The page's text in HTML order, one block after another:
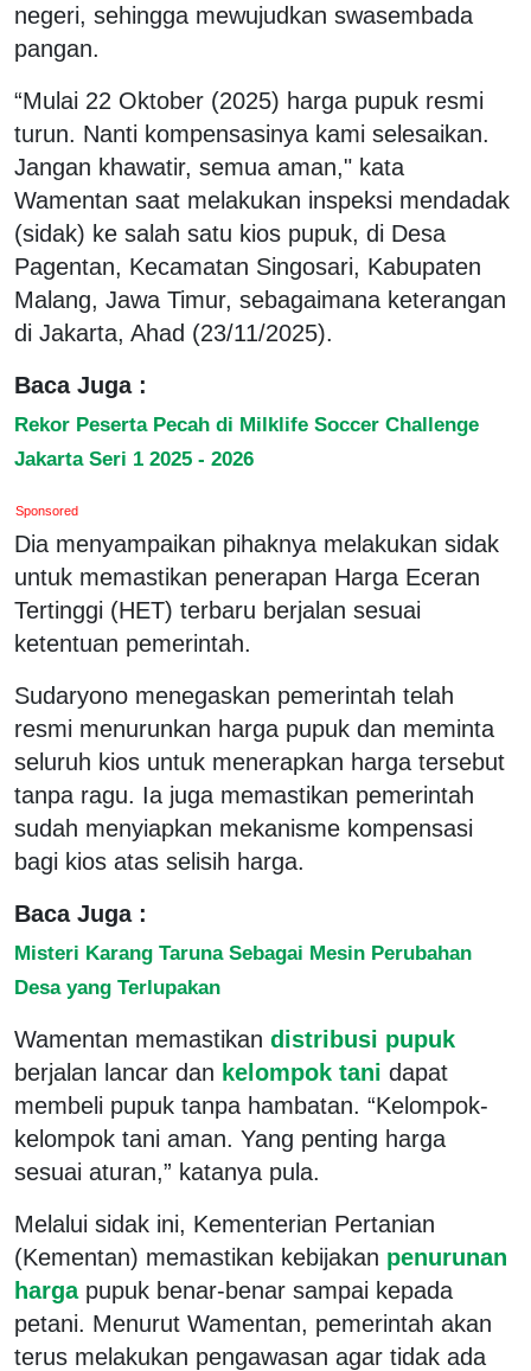
negeri, sehingga mewujudkan swasembada
pangan.
“Mulai 22 Oktober (2025) harga pupuk resmi
turun. Nanti kompensasinya kami selesaikan.
Jangan khawatir, semua aman," kata
Wamentan saat melakukan inspeksi mendadak
(sidak) ke salah satu kios pupuk, di Desa
Pagentan, Kecamatan Singosari, Kabupaten
Malang, Jawa Timur, sebagaimana keterangan
di Jakarta, Ahad (23/11/2025).
Baca Juga :
Rekor Peserta Pecah di Milklife Soccer Challenge
Jakarta Seri 1 2025 - 2026
Sponsored
Dia menyampaikan pihaknya melakukan sidak
untuk memastikan penerapan Harga Eceran
Tertinggi (HET) terbaru berjalan sesuai
ketentuan pemerintah.
Sudaryono menegaskan pemerintah telah
resmi menurunkan harga pupuk dan meminta
seluruh kios untuk menerapkan harga tersebut
tanpa ragu. Ia juga memastikan pemerintah
sudah menyiapkan mekanisme kompensasi
bagi kios atas selisih harga.
Baca Juga :
Misteri Karang Taruna Sebagai Mesin Perubahan
Desa yang Terlupakan
Wamentan memastikan distribusi pupuk
berjalan lancar dan kelompok tani dapat
membeli pupuk tanpa hambatan. “Kelompok-
kelompok tani aman. Yang penting harga
sesuai aturan,” katanya pula.
Melalui sidak ini, Kementerian Pertanian
(Kementan) memastikan kebijakan penurunan
harga pupuk benar-benar sampai kepada
petani. Menurut Wamentan, pemerintah akan
terus melakukan pengawasan agar tidak ada